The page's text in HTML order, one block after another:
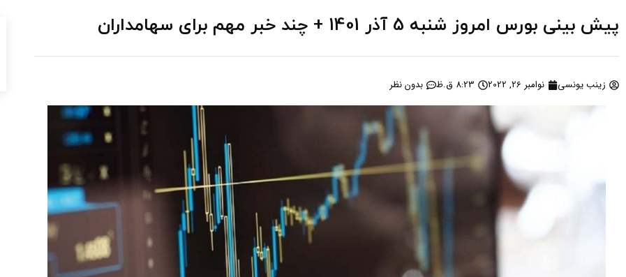
پیش بینی بورس امروز شنبه 5 آذر 1401 + چند خبر مهم برای سهامداران
زینب یونسی نوامبر 26, 2022 8:23 ق.ظ بدون نظر